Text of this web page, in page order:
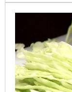
計的營養保健
整保護力。